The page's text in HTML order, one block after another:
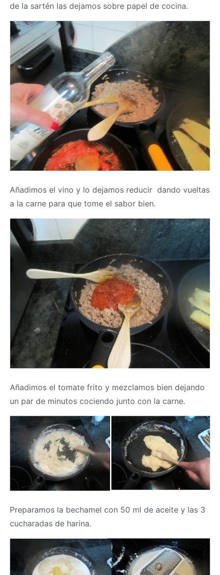
de la sartén las dejamos sobre papel de cocina.
Añadimos el vino y lo dejamos reducir dando vueltas
a la carne para que tome el sabor bien.
Añadimos el tomate frito y mezclamos bien dejando
un par de minutos cociendo junto con la carne.
Preparamos la bechamel con 50 ml de aceite y las 3
cucharadas de harina.